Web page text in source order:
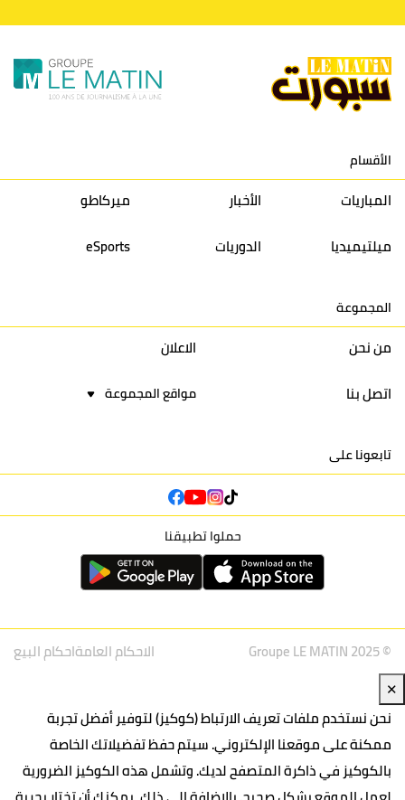
10 النادي المكناسي 30
24
33
36
11 نادي النهضة زمامرة 30
28
37
33
13 إتحاد تواركة 30
32
40
31
16 نادي أولمبيك آسفي 30
24
42
22
الأقسام
المباريات الأخبار
ميركاطو
ميلتيميديا
الدوريات eSports
المجموعة
من نحن
الاعلان
اتصل بنا
مواقع المجموعة
تابعونا على
حملوا تطبيقنا
© Groupe LE MATIN 2025 الاحكام العامةاحكام البيع
✕
نحن نستخدم ملفات تعريف الارتباط (كوكيز) لتوفير أفضل تجربة
ممكنة على موقعنا الإلكتروني. سيتم حفظ تفضيلاتك الخاصة
بالكوكيز في ذاكرة المتصفح لديك. وتشمل هذه الكوكيز الضرورية